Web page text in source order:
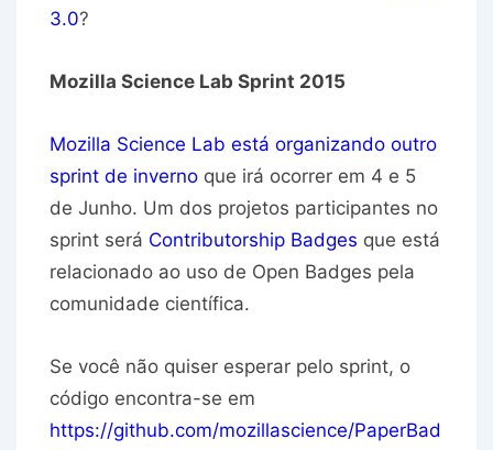
3.0?
Mozilla Science Lab Sprint 2015
Mozilla Science Lab está organizando outro
sprint de inverno que irá ocorrer em 4 e 5
de Junho. Um dos projetos participantes no
sprint será Contributorship Badges que está
relacionado ao uso de Open Badges pela
comunidade científica.
Se você não quiser esperar pelo sprint, o
código encontra-se em
https://github.com/mozillascience/PaperBad